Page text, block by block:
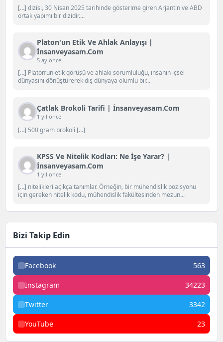
[…] dizisi, 30 Nisan 2025 tarihinde gösterime giren Arjantin ve ABD
ortak yapımı bir dizidir....
Platon'un Etik Ve Ahlak Anlayışı |
İnsanveyasam.com
5 ay önce
[…] Platon‘un etik görüşü ve ahlaki sorumluluğu, insanın içsel
dünyasını dönüştürerek dış dünyaya olumlu bir...
Çatlak Brokoli Tarifi | İnsanveyasam.com
1 yıl önce
[…] 500 gram brokoli […]
KPSS Ve Nitelik Kodları: Ne İşe Yarar? |
İnsanveyasam.com
1 yıl önce
[…] nitelikleri açıkça tanımlar. Örneğin, bir mühendislik pozisyonu
için gereken nitelik kodu, mühendislik fakültesinden mezun...
Bizi Takip Edin
Facebook 563
Instagram 34223
Twitter 3342
YouTube 23